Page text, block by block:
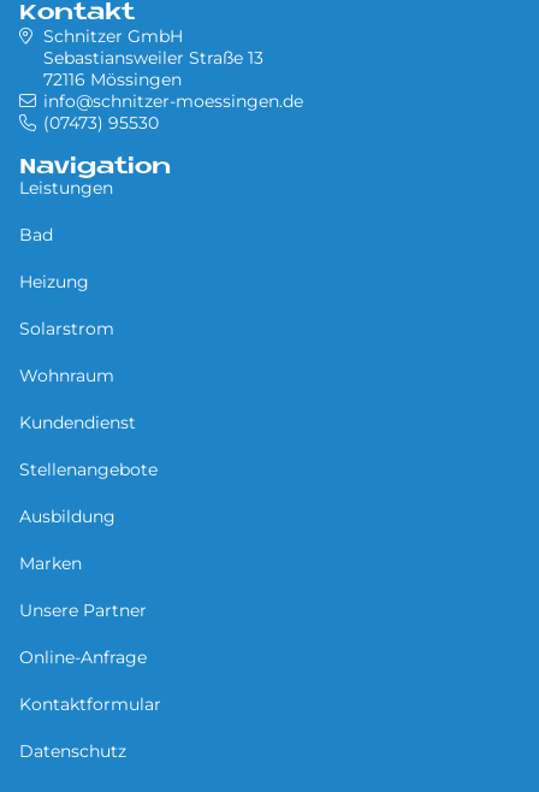
Kontakt
Schnitzer GmbH
Sebastiansweiler Straße 13
72116 Mössingen
info@schnitzer-moessingen.de
(07473) 95530
Navigation
Leistungen
Bad
Heizung
Solarstrom
Wohnraum
Kundendienst
Stellenangebote
Ausbildung
Marken
Unsere Partner
Online-Anfrage
Kontaktformular
Datenschutz